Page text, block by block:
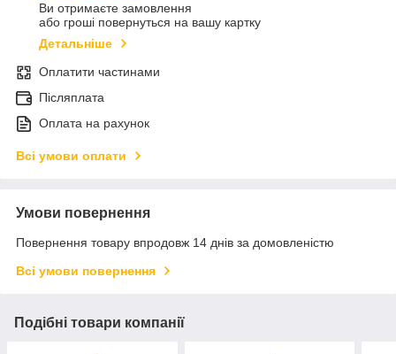
Ви отримаєте замовлення
або гроші повернуться на вашу картку
Детальніше
Оплатити частинами
Післяплата
Оплата на рахунок
Всі умови оплати
Умови повернення
Повернення товару впродовж 14 днів за домовленістю
Всі умови повернення
Подібні товари компанії